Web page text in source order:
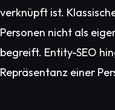
verknüpft ist.
Personen nicht als
begreift. Entity-SEO
Repräsentanz einer